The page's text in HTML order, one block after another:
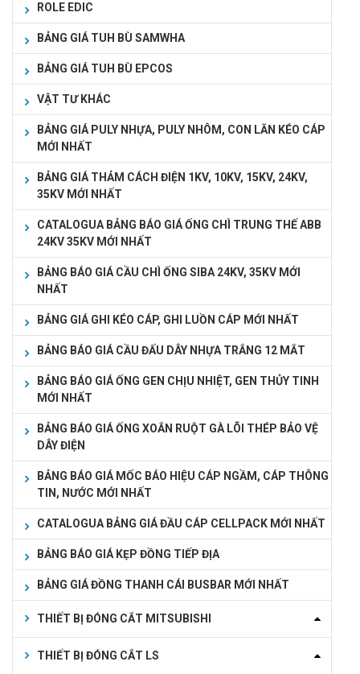
ROLE EDIC
BẢNG GIÁ TUH BÙ SAMWHA
BẢNG GIÁ TUH BÙ EPCOS
VẬT TƯ KHÁC
BẢNG GIÁ PULY NHỰA, PULY NHÔM, CON LĂN KÉO CÁP
MỚI NHẤT
BẢNG GIÁ THẢM CÁCH ĐIỆN 1KV, 10KV, 15KV, 24KV,
35KV MỚI NHẤT
CATALOGUA BẢNG BÁO GIÁ ỐNG CHÌ TRUNG THẾ ABB
24KV 35KV MỚI NHẤT
BẢNG BÁO GIÁ CẦU CHÌ ỐNG SIBA 24KV, 35KV MỚI
NHẤT
BẢNG GIÁ GHI KÉO CÁP, GHI LUỒN CÁP MỚI NHẤT
BẢNG BÁO GIÁ CẦU ĐẤU DÂY NHỰA TRẮNG 12 MẮT
BẢNG BÁO GIÁ ỐNG GEN CHỊU NHIỆT, GEN THỦY TINH
MỚI NHẤT
BẢNG BÁO GIÁ ỐNG XOẮN RUỘT GÀ LÕI THÉP BẢO VỆ
DÂY ĐIỆN
BẢNG BÁO GIÁ MỐC BÁO HIỆU CÁP NGẦM, CÁP THÔNG
TIN, NƯỚC MỚI NHẤT
CATALOGUA BẢNG GIÁ ĐẦU CÁP CELLPACK MỚI NHẤT
BẢNG BÁO GIÁ KẸP ĐỒNG TIẾP ĐỊA
BẢNG GIÁ ĐỒNG THANH CÁI BUSBAR MỚI NHẤT
THIẾT BỊ ĐÓNG CẮT MITSUBISHI
THIẾT BỊ ĐÓNG CẮT LS